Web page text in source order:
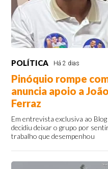
POLÍTICA Há 2 dias
Pinóquio rompe
anuncia apoio a
Ferraz
Em entrevista exclusiva ao
decidiu deixar o grupo por
trabalho que desempenhou